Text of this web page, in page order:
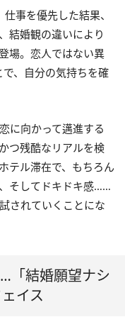
事を優先した結果、
結婚観の違いにより
場。恋人ではない異
、自分の気持ちを確
に向かって邁進する
つ残酷なリアルを検
テル滞在で、もちろん
そしてドキドキ感……
されていくことにな
「結婚願望ナシ
イス